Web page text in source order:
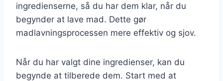
ingredienserne, så du har dem klar, når du
begynder at lave mad. Dette gør
madlavningsprocessen mere effektiv og sjov.
Når du har valgt dine ingredienser, kan du
begynde at tilberede dem. Start med at